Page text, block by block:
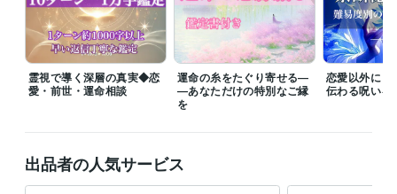
霊視で導く深層の真実◆恋
愛・前世・運命相談
運命の糸をたぐり寄せる―
―あなただけの特別なご縁
を
恋愛以外にも
伝わる呪いを
出品者の人気サービス